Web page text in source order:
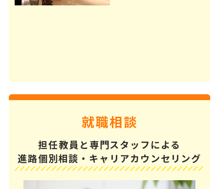
就職相談
担任教員と専門スタッフによる
進路個別相談・キャリアカウンセリング